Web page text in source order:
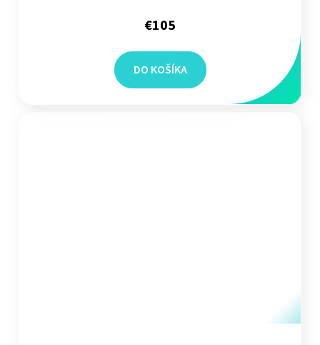
€105
DO KOŠÍKA